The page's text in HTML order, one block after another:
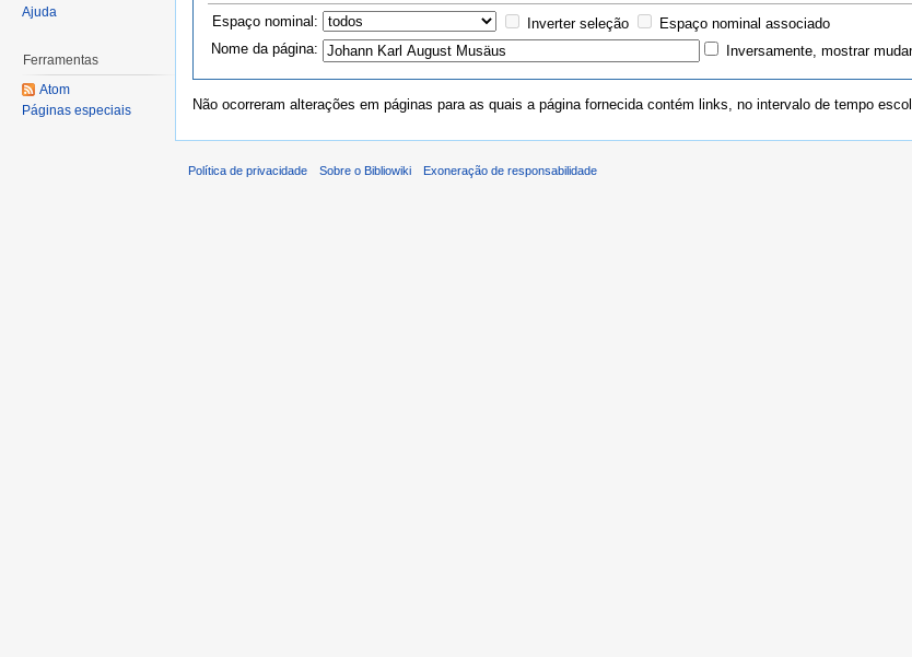
Espaço nominal:
Inverter seleção
Espaço nominal associado
Nome da página:
Inversamente, mostrar
Não ocorreram alterações em páginas para as quais a página fornecida contém links, no intervalo de tempo
Ajuda
Ferramentas
Atom
Páginas especiais
Política de privacidade Sobre o Bibliowiki Exoneração de responsabilidade